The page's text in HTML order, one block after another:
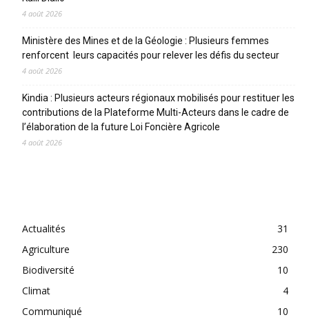
4 août 2026
Ministère des Mines et de la Géologie : Plusieurs femmes
renforcent leurs capacités pour relever les défis du secteur
4 août 2026
Kindia : Plusieurs acteurs régionaux mobilisés pour restituer les
contributions de la Plateforme Multi-Acteurs dans le cadre de
l’élaboration de la future Loi Foncière Agricole
4 août 2026
Actualités
31
Agriculture
230
Biodiversité
10
Climat
4
Communiqué
10